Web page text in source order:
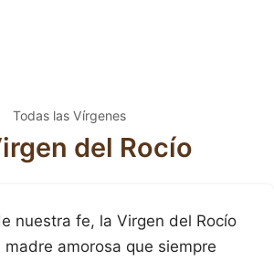
Todas las Vírgenes
del Rocío
nuestra fe, la Virgen del Rocío
amorosa que siempre